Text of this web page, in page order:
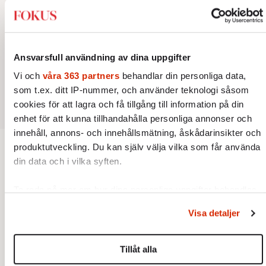
Ansvarsfull användning av dina uppgifter
Vi och våra 363 partners behandlar din personliga data,
som t.ex. ditt IP-nummer, och använder teknologi såsom
cookies för att lagra och få tillgång till information på din
enhet för att kunna tillhandahålla personliga annonser och
innehåll, annons- och innehållsmätning, åskådarinsikter och
produktutveckling. Du kan själv välja vilka som får använda
din data och i vilka syften.
ändra eller dra tillbaka ditt samtycke när som helst från
cookie-förklaringen.
Vi använder enhetsidentifierare för att anpassa innehållet
Visa detaljer
Tillåt alla
Ekonomi
EKONOMI MINNESORD
genom djupa kriser
dog den 25 juni, 88 år gammal.
Av: Jon Åsberg•